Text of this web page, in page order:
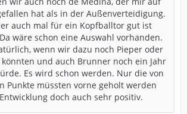
hat als in der Außenverteidigung.
auch mal für ein Kopfballtor gut ist
wäre schon eine Auswahl vorhanden.
wenn wir dazu noch Pieper oder
und auch Brunner noch ein Jahr
Es wird schon werden. Nur die von
Punkte müssten vorne geholt werden
doch auch sehr positiv.